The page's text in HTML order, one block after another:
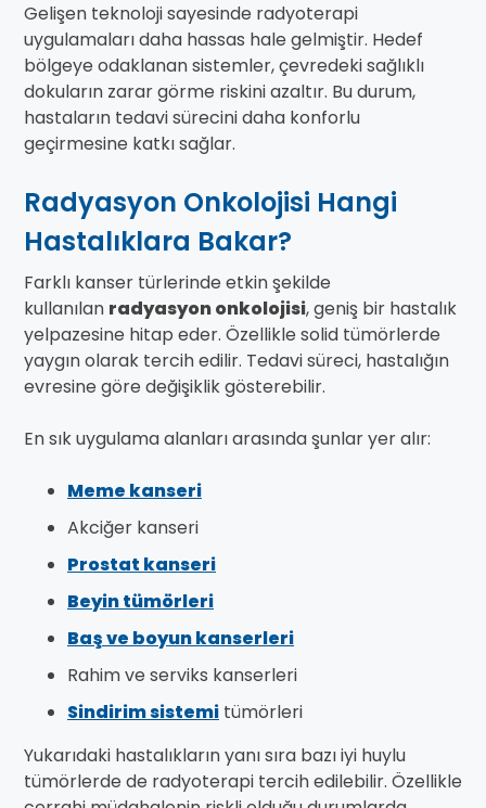
Gelişen teknoloji sayesinde radyoterapi
uygulamaları daha hassas hale gelmiştir. Hedef
bölgeye odaklanan sistemler, çevredeki sağlıklı
dokuların zarar görme riskini azaltır. Bu durum,
hastaların tedavi sürecini daha konforlu
geçirmesine katkı sağlar.
Radyasyon Onkolojisi Hangi
Hastalıklara Bakar?
Farklı kanser türlerinde etkin şekilde
kullanılan radyasyon onkolojisi, geniş bir hastalık
yelpazesine hitap eder. Özellikle solid tümörlerde
yaygın olarak tercih edilir. Tedavi süreci, hastalığın
evresine göre değişiklik gösterebilir.
En sık uygulama alanları arasında şunlar yer alır:
Meme kanseri
Akciğer kanseri
Prostat kanseri
Beyin tümörleri
Baş ve boyun kanserleri
Rahim ve serviks kanserleri
Sindirim sistemi tümörleri
Yukarıdaki hastalıkların yanı sıra bazı iyi huylu
tümörlerde de radyoterapi tercih edilebilir. Özellikle